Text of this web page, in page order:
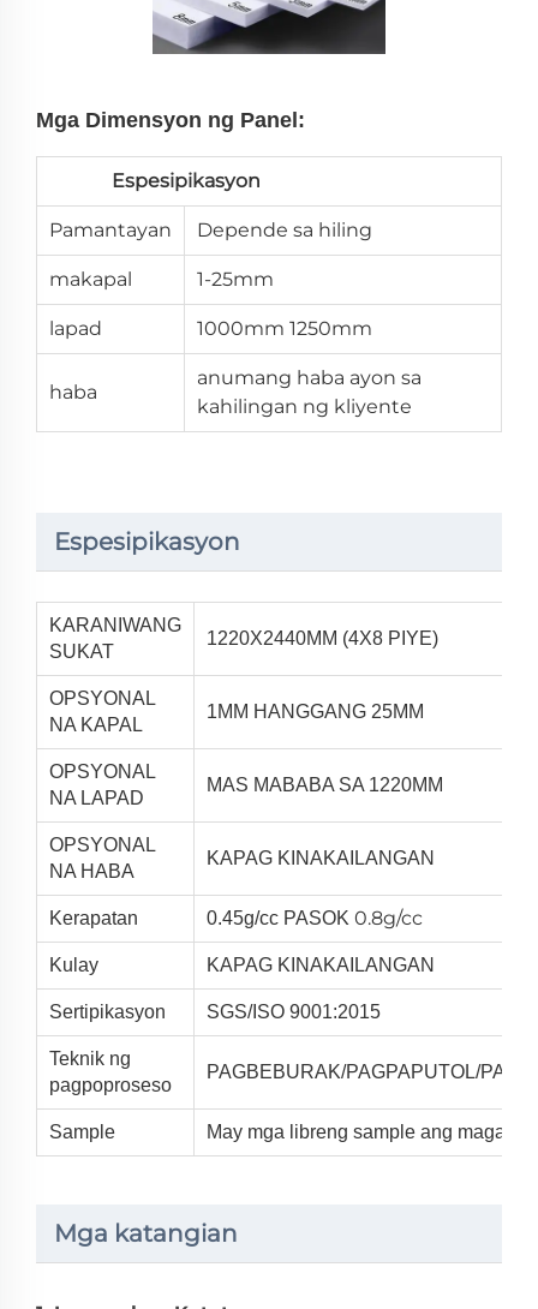
Mga Dimensyon ng Panel:
Espesipikasyon
Pamantayan Depende sa hiling
makapal 1-25mm
lapad 1000mm 1250mm
haba
anumang haba ayon sa
kahilingan ng kliyente
Espesipikasyon
KARANIWANG
SUKAT
1220X2440MM (4X8 PIYE)
OPSYONAL
NA KAPAL
1MM HANGGANG 25MM
OPSYONAL
NA LAPAD
MAS MABABA SA 1220MM
OPSYONAL
NA HABA
KAPAG KINAKAILANGAN
Kerapatan 0.45g/cc PASOK 0.8g/cc
Kulay KAPAG KINAKAILANGAN
Sertipikasyon SGS/ISO 9001:2015
Teknik ng
pagpoproseso
PAGBEBURAK/PAGPAPUTOL/
Sample May mga libreng sample ang
Mga katangian